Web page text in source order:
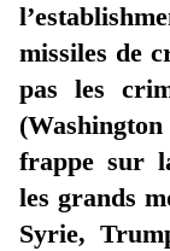
missiles de
pas les
frappe sur
les grands
Syrie,